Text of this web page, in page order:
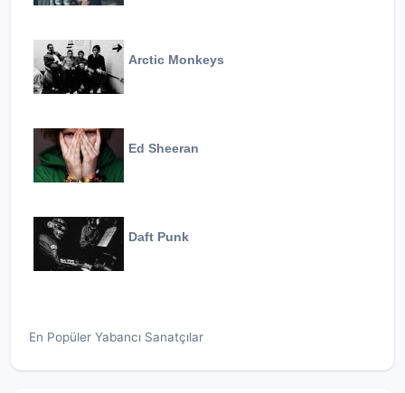
Arctic Monkeys
Ed Sheeran
Daft Punk
En Popüler Yabancı Sanatçılar